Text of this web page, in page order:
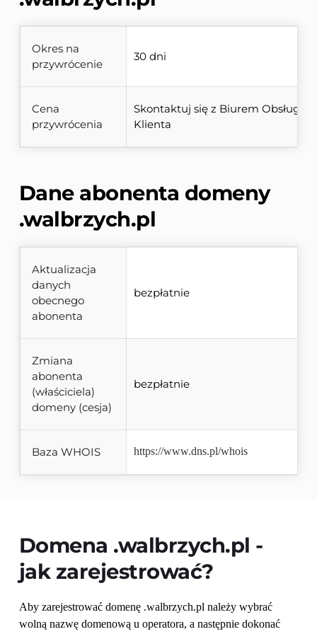
Okres na
przywrócenie
30 dni
Cena
przywrócenia
Skontaktuj się z Biurem Obsługi
Klienta
Dane abonenta domeny
.walbrzych.pl
Aktualizacja
danych
obecnego
abonenta
bezpłatnie
Zmiana
abonenta
(właściciela)
domeny (cesja)
bezpłatnie
Baza WHOIS https://www.dns.pl/whois
Domena .walbrzych.pl -
jak zarejestrować?
Aby zarejestrować domenę .walbrzych.pl należy wybrać
wolną nazwę domenową u operatora, a następnie dokonać